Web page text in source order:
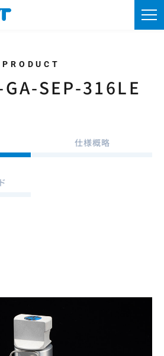
SEP-316LE
仕様概略